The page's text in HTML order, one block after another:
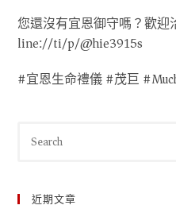
您還沒有宜恩御守嗎？歡迎
line://ti/p/@hie3915s
#宜恩生命禮儀 #茂巨
近期文章